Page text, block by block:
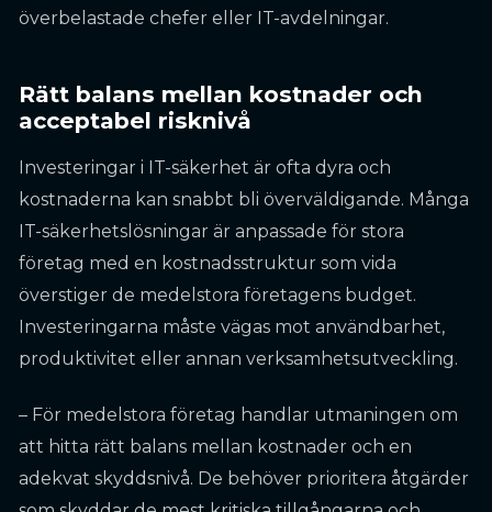
överbelastade chefer eller IT-avdelningar.
Rätt balans mellan kostnader och
acceptabel risknivå
Investeringar i IT-säkerhet är ofta dyra och
kostnaderna kan snabbt bli överväldigande. Många
IT-säkerhetslösningar är anpassade för stora
företag med en kostnadsstruktur som vida
överstiger de medelstora företagens budget.
Investeringarna måste vägas mot användbarhet,
produktivitet eller annan verksamhetsutveckling.
– För medelstora företag handlar utmaningen om
att hitta rätt balans mellan kostnader och en
adekvat skyddsnivå. De behöver prioritera åtgärder